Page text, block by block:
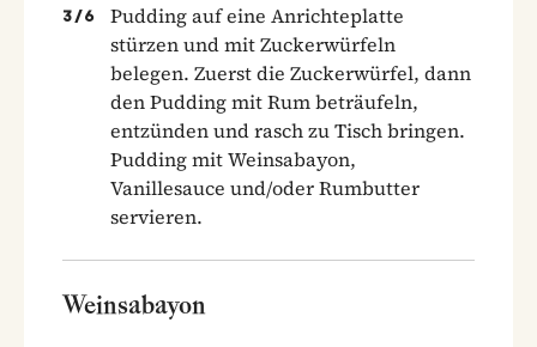
3 /6
Pudding auf eine Anrichteplatte
stürzen und mit Zuckerwürfeln
belegen. Zuerst die Zuckerwürfel, dann
den Pudding mit Rum beträufeln,
entzünden und rasch zu Tisch bringen.
Pudding mit Weinsabayon,
Vanillesauce und/oder Rumbutter
servieren.
Weinsabayon